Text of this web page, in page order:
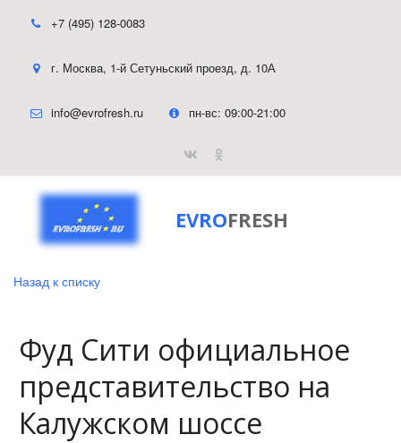
+7 (495) 128-0083
г. Москва, 1-й Сетуньский проезд, д. 10А
info@evrofresh.ru пн-вс: 09:00-21:00
EVROFRESH
Назад к списку
Фуд Сити официальное
представительство на
Калужском шоссе